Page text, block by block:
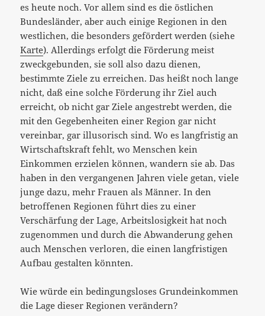
es heute noch. Vor allem sind es die östlichen
Bundesländer, aber auch einige Regionen in den
westlichen, die besonders gefördert werden (siehe
Karte). Allerdings erfolgt die Förderung meist
zweckgebunden, sie soll also dazu dienen,
bestimmte Ziele zu erreichen. Das heißt noch lange
nicht, daß eine solche Förderung ihr Ziel auch
erreicht, ob nicht gar Ziele angestrebt werden, die
mit den Gegebenheiten einer Region gar nicht
vereinbar, gar illusorisch sind. Wo es langfristig an
Wirtschaftskraft fehlt, wo Menschen kein
Einkommen erzielen können, wandern sie ab. Das
haben in den vergangenen Jahren viele getan, viele
junge dazu, mehr Frauen als Männer. In den
betroffenen Regionen führt dies zu einer
Verschärfung der Lage, Arbeitslosigkeit hat noch
zugenommen und durch die Abwanderung gehen
auch Menschen verloren, die einen langfristigen
Aufbau gestalten könnten.
Wie würde ein bedingungsloses Grundeinkommen
die Lage dieser Regionen verändern?